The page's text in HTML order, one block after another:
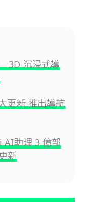
3D 沉浸式導
更新 推出導航
AI助理 3 億部
新